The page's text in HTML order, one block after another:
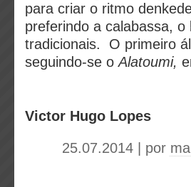
para criar o ritmo
preferindo a calabassa, o
tradicionais. O primeiro
seguindo-se oAlatoumi,
Victor Hugo Lopes
25.07.2014 | por